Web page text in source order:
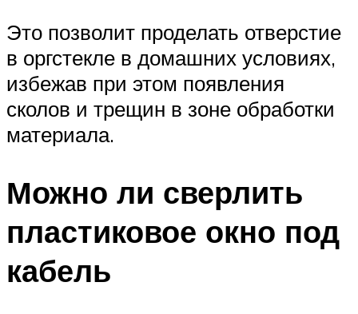
Это позволит проделать отверстие
в оргстекле в домашних условиях,
избежав при этом появления
сколов и трещин в зоне обработки
материала.
Можно ли сверлить
пластиковое окно под
кабель